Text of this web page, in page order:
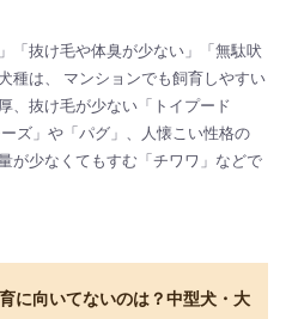
「抜け毛や体臭が少ない」「無駄吠
種は、 マンションでも飼育しやすい
、抜け毛が少ない「トイプード
ズ」や「パグ」、人懐こい性格の
が少なくてもすむ「チワワ」などで
に向いてないのは？中型犬・大